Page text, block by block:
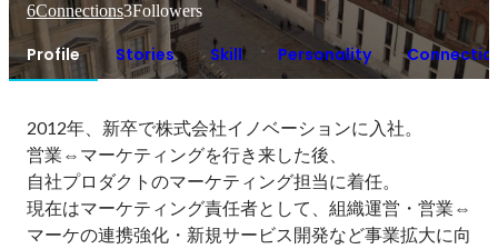
6Connections3Followers
Profile Stories Skill Personality
2012年、新卒で株式会社イノベーションに入社。
営業⇔マーケティングを行き来した後、
自社プロダクトのマーケティング担当に着任。
現在はマーケティング責任者として、組織運営・営業⇔
マーケの連携強化・新規サービス開発など事業拡大に向